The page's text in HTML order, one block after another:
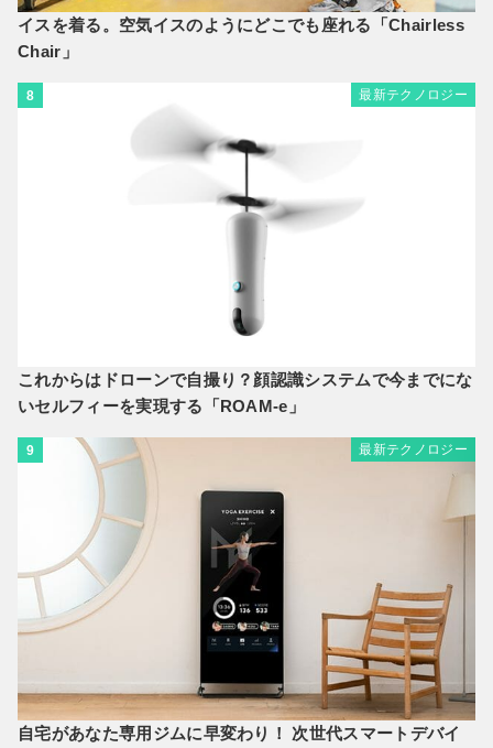
イスを着る。空気イスのようにどこでも座れる「Chairless
Chair」
8 最新テクノロジー
これからはドローンで自撮り？顔認識システムで今までにな
いセルフィーを実現する「ROAM-e」
9 最新テクノロジー
自宅があなた専用ジムに早変わり！ 次世代スマートデバイ